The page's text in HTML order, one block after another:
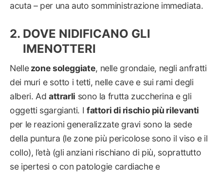
acuta – per una auto somministrazione immediata.
DOVE NIDIFICANO GLI
IMENOTTERI
Nellezone soleggiate, nelle grondaie, negli anfratti
dei muri e sotto i tetti, nelle cave e sui rami degli
alberi. Ad attrarli sono la frutta zuccherina e gli
oggetti sgargianti. I fattori di rischio più rilevanti
per le reazioni generalizzate gravi sono la sede
della puntura (le zone più pericolose sono il viso e il
collo), l’età (gli anziani rischiano di più, soprattutto
se ipertesi o con patologie cardiache e